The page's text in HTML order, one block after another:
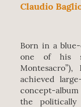
Claudio
Born in a
one of his
achieved
concept-
the politically